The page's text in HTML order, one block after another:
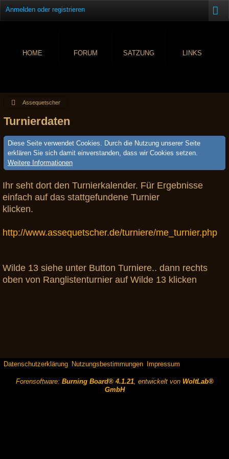
Anmelden oder registrieren
HOME FORUM SATZUNG LINKS
Assequetscher
Turnierdaten
Diese Seite verwendet Cookies. Durch die Nutzung unserer Seite
erklären Sie sich damit einverstanden, dass wir Cookies setzen.
Weitere Informationen
Ihr seht dort den Turnierkalender. Für Ergebnisse
einfach auf das stattgefundene Turnier
klicken.
http://www.assequetscher.de/turniere/me_turnier.php
Wilde 13 siehe unter Button Turniere.. dann rechts
oben von Ranglistenturnier auf Wilde 13 klicken
Datenschutzerklärung Nutzungsbestimmungen Impressum
Forensoftware: Burning Board® 4.1.21, entwickelt von WoltLab®
GmbH